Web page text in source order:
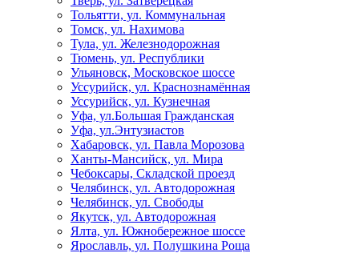
Тольятти, ул. Коммунальная
Томск, ул. Нахимова
Тула, ул. Железнодорожная
Тюмень, ул. Республики
Ульяновск, Московское шоссе
Уссурийск, ул. Краснознамённая
Уссурийск, ул. Кузнечная
Уфа, ул.Большая Гражданская
Уфа, ул.Энтузиастов
Хабаровск, ул. Павла Морозова
Ханты-Мансийск, ул. Мира
Чебоксары, Складской проезд
Челябинск, ул. Автодорожная
Челябинск, ул. Свободы
Якутск, ул. Автодорожная
Ялта, ул. Южнобережное шоссе
Ярославль, ул. Полушкина Роща